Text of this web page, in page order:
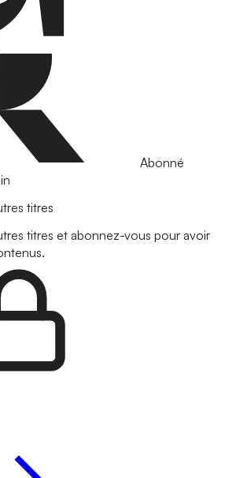
Abonné
titres
titres et abonnez-vous pour avoir